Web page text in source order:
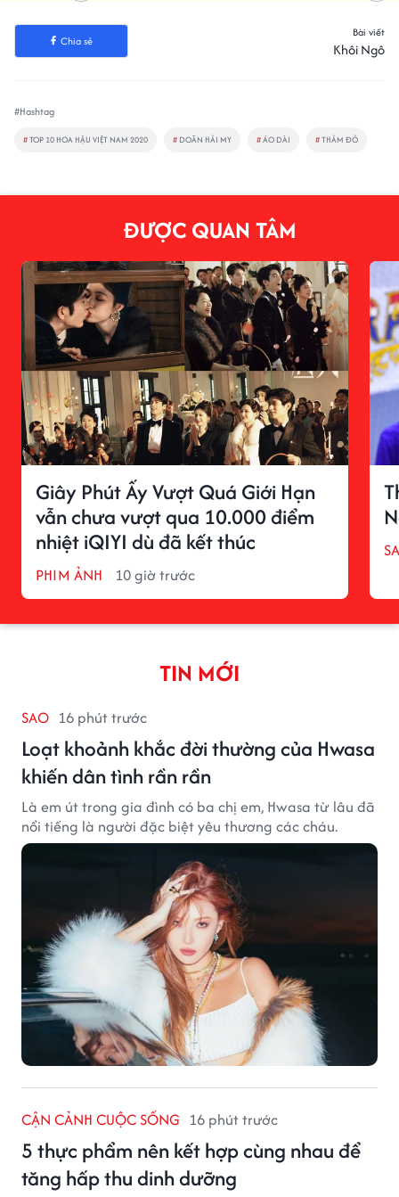
Chia sẻ
Bài viết
Khôi Ngô
#Hashtag
#TOP 10 HOA HẬU VIỆT NAM 2020 # DOÃN HẢI MY #ÁO DÀI #THẢM ĐỎ
ĐƯỢC QUAN TÂM
Giây Phút Ấy Vượt Quá Giới Hạn
vẫn chưa vượt qua 10.000 điểm
nhiệt iQIYI dù đã kết thúc
PHIM ẢNH 10 giờ trước
TIN MỚI
SAO 16 phút trước
Loạt khoảnh khắc đời thường của Hwasa
khiến dân tình rần rần
Là em út trong gia đình có ba chị em, Hwasa từ lâu đã
nổi tiếng là người đặc biệt yêu thương các cháu.
CẬN CẢNH CUỘC SỐNG 16 phút trước
5 thực phẩm nên kết hợp cùng nhau để
tăng hấp thu dinh dưỡng